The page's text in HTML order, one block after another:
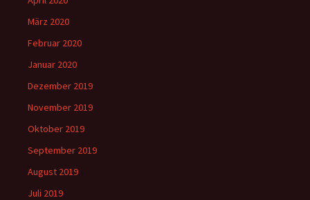
März 2020
Februar 2020
Januar 2020
Dezember 2019
November 2019
Oktober 2019
September 2019
August 2019
Juli 2019